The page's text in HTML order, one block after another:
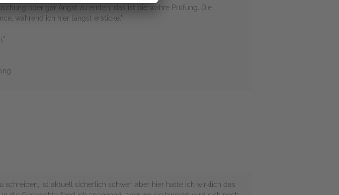
oder gar Angst zu ernten, das ist die wahre Prüfung. Die
während ich hier längst ersticke."
schreiben, ist aktuell sicherlich schwer, aber hier hatte ich wirklich das